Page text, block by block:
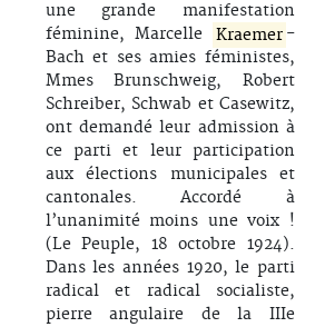
une grande manifestation
féminine, Marcelle
Kraemer -
Bach et ses amies féministes,
Mmes Brunschweig, Robert
Schreiber, Schwab et Casewitz,
ont demandé leur admission à
ce parti et leur participation
aux élections municipales et
cantonales. Accordé à
l’unanimité moins une voix !
(Le Peuple, 18 octobre 1924).
Dans les années 1920, le parti
radical et radical socialiste,
pierre angulaire de la IIIe